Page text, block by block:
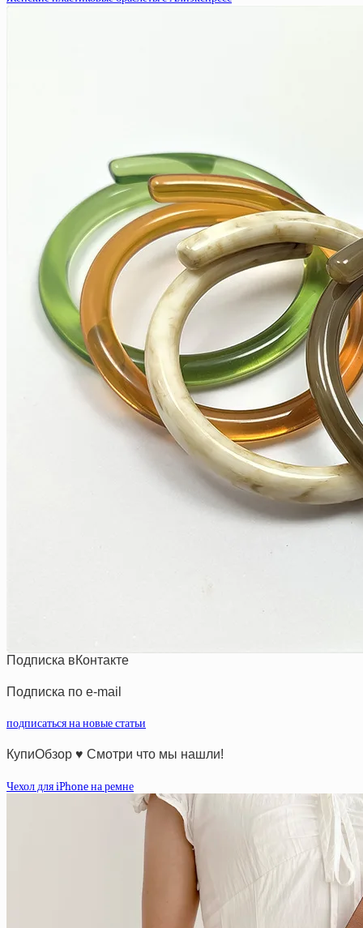
Подписка вКонтакте
Подписка по e-mail
подписаться на новые статьи
КупиОбзор ♥ Смотри что мы нашли!
Чехол для iPhone на ремне